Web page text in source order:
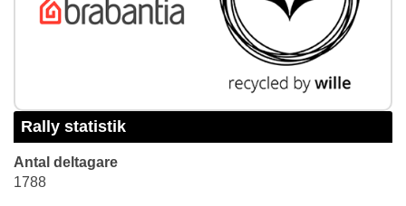
Rally statistik
Antal deltagare
1788